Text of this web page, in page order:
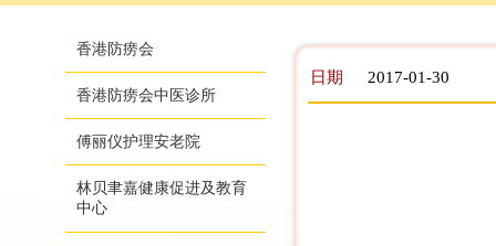
香港防痨会
香港防痨会中医诊所
傅丽仪护理安老院
林贝聿嘉健康促进及教育
中心
日期 2017-01-30